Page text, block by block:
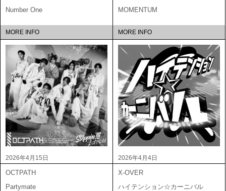
Number One
MORE INFO
MOMENTUM
MORE INFO
2026年4月15日
OCTPATH
Partymate
2026年4月4日
X-OVER
ハイテンション☆カーニバル